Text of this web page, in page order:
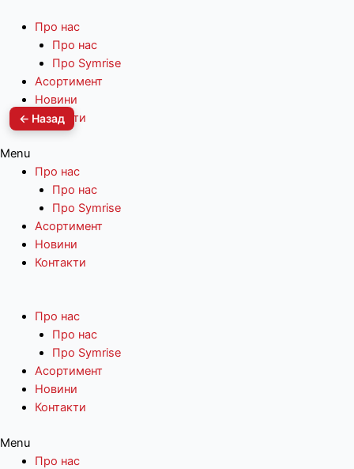
Про нас
Про нас
Про Symrise
Асортимент
Новини
Контакти
Menu
Про нас
Про нас
Про Symrise
Асортимент
Новини
Контакти
Про нас
Про нас
Про Symrise
Асортимент
Новини
Контакти
Menu
Про нас
← Назад